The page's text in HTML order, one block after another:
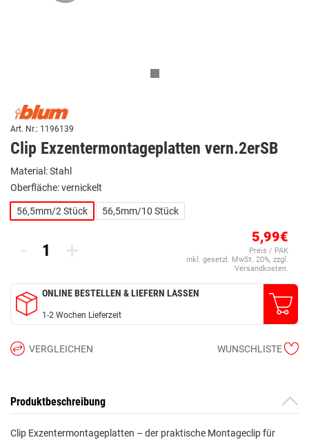
Art. Nr.: 1196139
Clip Exzentermontageplatten vern.2erSB
Material: Stahl
Oberfläche: vernickelt
56,5mm/2 Stück 56,5mm/10 Stück
- + 5,99€
Preis / PAK
inkl. gesetzl. MwSt. 20%, zzgl.
Versandkosten.
ONLINE BESTELLEN & LIEFERN LASSEN
1-2 Wochen Lieferzeit
VERGLEICHEN WUNSCHLISTE
Produktbeschreibung
Clip Exzentermontageplatten – der praktische Montageclip für